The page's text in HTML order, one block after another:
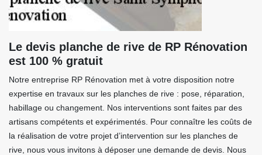
Le devis planche de rive de RP Rénovation
est 100 % gratuit
Notre entreprise RP Rénovation met à votre disposition notre
expertise en travaux sur les planches de rive : pose, réparation,
habillage ou changement. Nos interventions sont faites par des
artisans compétents et expérimentés. Pour connaître les coûts de
la réalisation de votre projet d’intervention sur les planches de
rive, nous vous invitons à déposer une demande de devis. Nous